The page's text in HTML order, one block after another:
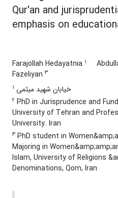
Qur'an and
emphasis on
Farajollah Hedayatnia 1
Fazeliyan 3
1 خیابان شهید میثمی
2 PhD in Jurisprudence and
University of Tehran and
University. Iran
3 PhD student in
Majoring in
Islam, University of Religions
Denominations, Qom, Iran